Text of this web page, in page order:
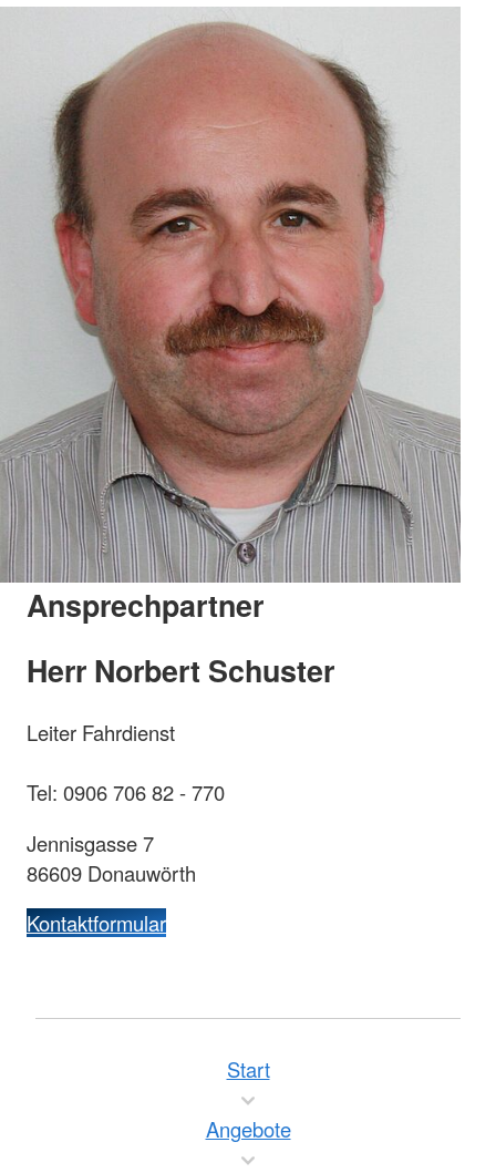
Ansprechpartner
Herr Norbert Schuster
Leiter Fahrdienst
Tel: 0906 706 82 - 770
Jennisgasse 7
86609 Donauwörth
Kontaktformular
Start
Angebote